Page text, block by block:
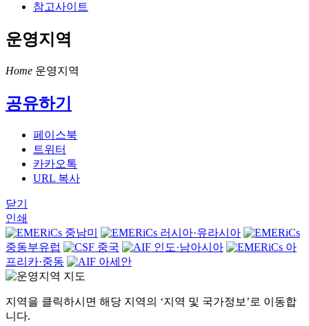
참고사이트
운영지역
Home 운영지역
공유하기
페이스북
트위터
카카오톡
URL 복사
닫기
인쇄
중남미
러시아·유라시아
중동부유럽
중국 인도·남아시아
아
프리카·중동
아세안
지역을 클릭하시면 해당 지역의 ‘지역 및 국가정보’로 이동합
니다.